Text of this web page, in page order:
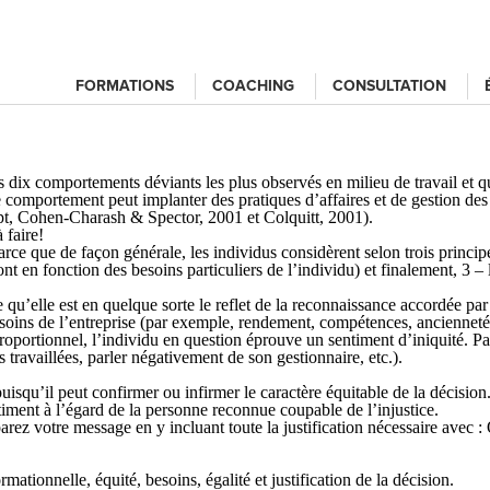
FORMATIONS COACHING CONSULTATION
comportements déviants les plus observés en milieu de travail et
peut implanter des pratiques d’affaires et de gestion
Cohen-Charash & Spector, 2001 et Colquitt, 2001).
faire!
que de façon générale, les individus considèrent selon trois
en fonction des besoins particuliers de l’individu) et finalement, 3
est en quelque sorte le reflet de la reconnaissance accordée
de l’entreprise (par exemple, rendement, compétences,
l’individu en question éprouve un sentiment d’iniquité.
parler négativement de son gestionnaire, etc.).
peut confirmer ou infirmer le caractère équitable de la
à l’égard de la personne reconnue coupable de l’injustice.
votre message en y incluant toute la justification nécessaire
équité, besoins, égalité et justification de la décision.